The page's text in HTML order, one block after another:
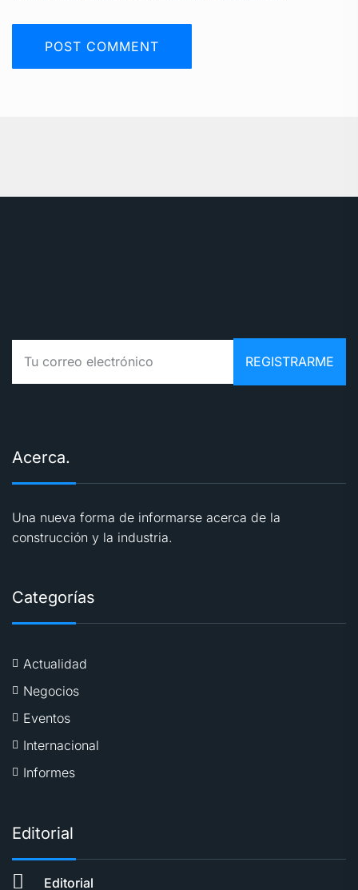
Acerca.
Una nueva forma de informarse acerca de la
construcción y la industria.
Categorías
Actualidad
Negocios
Eventos
Internacional
Informes
Editorial
Editorial